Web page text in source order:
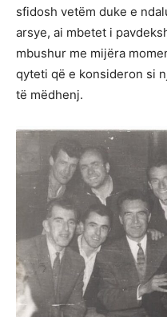
sfidosh vetëm duke e
arsye, ai mbetet i
mbushur me mijëra
qyteti që e konsideron si
të mëdhenj.